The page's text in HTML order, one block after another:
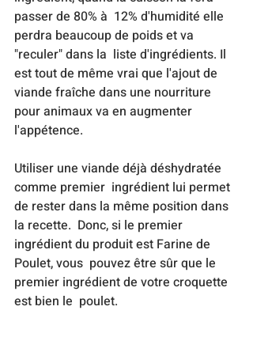
passer de 80% à  12% d'humidité elle
perdra beaucoup de poids et va
"reculer" dans la  liste d'ingrédients. Il
est tout de même vrai que l'ajout de
viande fraîche dans une nourriture
pour animaux va en augmenter
l'appétence.
Utiliser une viande déjà déshydratée
comme premier  ingrédient lui permet
de rester dans la même position dans
la recette.  Donc, si le premier
ingrédient du produit est Farine de
Poulet, vous  pouvez être sûr que le
premier ingrédient de votre croquette
est bien le  poulet.